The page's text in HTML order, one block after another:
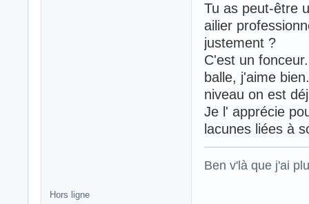
Tu as peut-être
ailier
justement ?
C'est un
balle, j'aime
niveau on est
Je l' apprécie
lacunes liées à
Ben v'là que j'ai
Hors ligne